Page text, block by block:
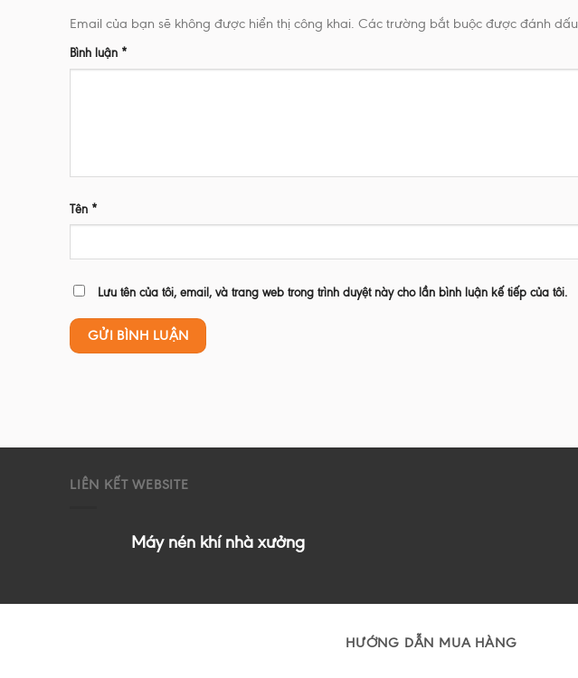
Email của bạn sẽ không được hiển thị công khai. Các trường bắt buộc được đánh dấu
Bình luận *
Tên *
Lưu tên của tôi, email, và trang web trong trình duyệt này cho lần bình luận kế tiếp của tôi.
LIÊN KẾT WEBSITE
Máy nén khí nhà xưởng
HƯỚNG DẪN MUA HÀNG